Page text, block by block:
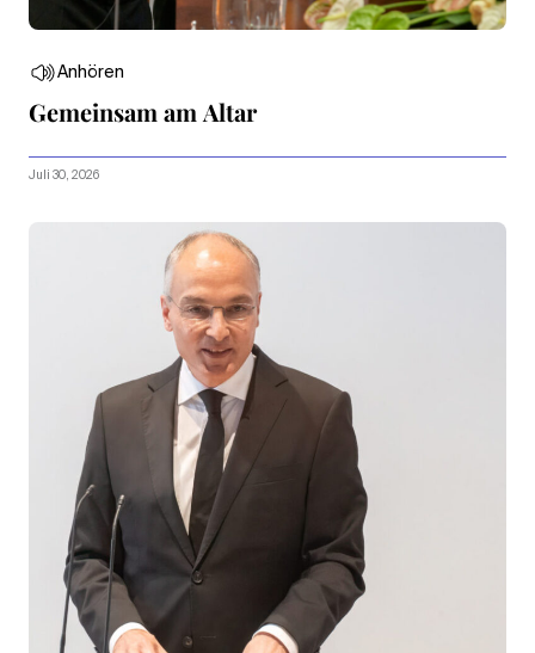
Anhören
Gemeinsam am Altar
Juli 30, 2026